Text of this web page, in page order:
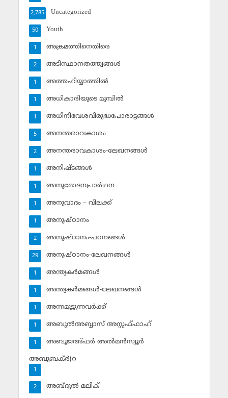
Uncategorized
2,785
Youth
50
അക്രമത്തിനെതിരെ
1
അടിസ്ഥാനതത്ത്വങ്ങള്‍
2
അത്തഹിയ്യാത്തില്‍
1
അധികാരിയുടെ മുമ്പില്‍
1
അധിനിവേശവിരുദ്ധപോരാട്ടങ്ങള്‍
1
അനന്തരാവകാശം
5
അനന്തരാവകാശം-ലേഖനങ്ങള്‍
2
അനിഷ്ടങ്ങള്‍
1
അനുമോദനപ്രാര്‍ഥന
1
അനുവാദം – വിലക്ക്‌
1
അനുഷ്ഠാനം
1
അനുഷ്ഠാനം-പഠനങ്ങള്‍
2
അനുഷ്ഠാനം-ലേഖനങ്ങള്‍
29
അന്ത്യകര്‍മങ്ങള്‍
1
അന്ത്യകര്‍മങ്ങള്‍-ലേഖനങ്ങള്‍
1
അന്നമൂട്ടുന്നവര്‍ക്ക്
1
അബുല്‍അബ്ബാസ് അസ്സഫ്ഫാഹ്‌
1
അബൂജഅ്ഫര്‍ അല്‍മന്‍സ്വൂര്‍
1
അബൂബക്ര്‍(റ
1
അബ്ദുല്‍ മലിക്‌
2